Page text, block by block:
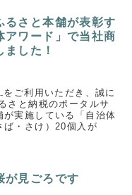
るさと本舗が表彰す
アワード」で当社商
した！
ご利用いただき、誠に
さと納税のポータルサ
実施している「自治体
ば・さけ）20個入が
が見ごろです